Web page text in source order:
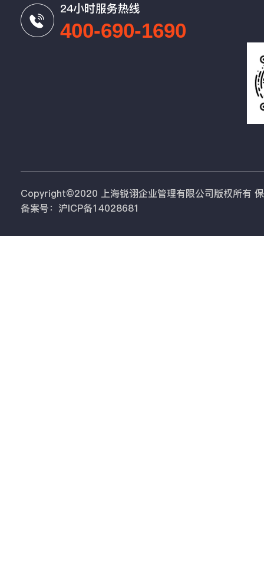
24小时服务热线
400-690-1690
Copyright©2020 上海锐诩企业管理有限公司版权所有
备案号：沪ICP备14028681